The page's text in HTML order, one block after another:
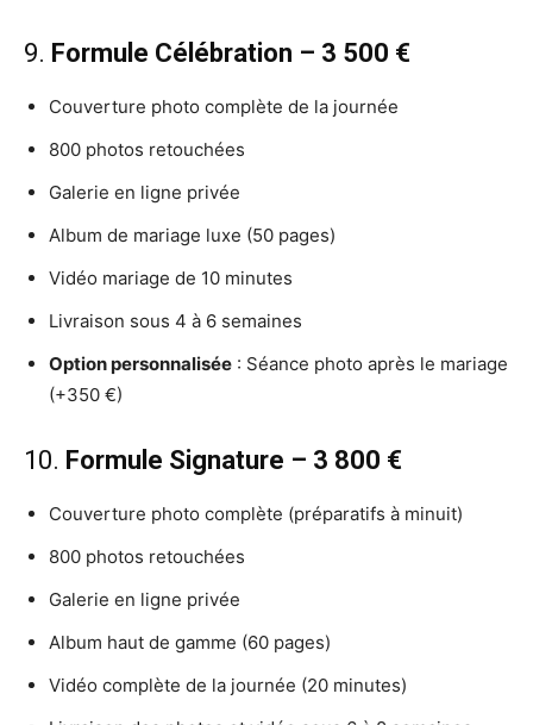
9. Formule Célébration – 3 500 €
Couverture photo complète de la journée
800 photos retouchées
Galerie en ligne privée
Album de mariage luxe (50 pages)
Vidéo mariage de 10 minutes
Livraison sous 4 à 6 semaines
Option personnalisée : Séance photo après le mariage
(+350 €)
10. Formule Signature – 3 800 €
Couverture photo complète (préparatifs à minuit)
800 photos retouchées
Galerie en ligne privée
Album haut de gamme (60 pages)
Vidéo complète de la journée (20 minutes)